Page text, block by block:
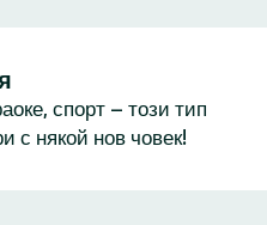
спорт – този тип
с някой нов човек!